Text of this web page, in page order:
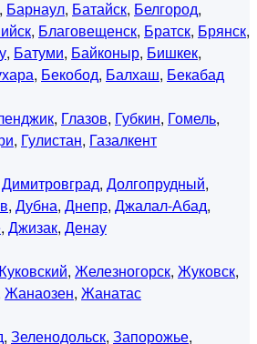
, Барнаул, Батайск, Белгород,
, Благовещенск, Братск, Брянск,
, Батуми, Байконыр, Бишкек,
, Бекобод, Балхаш, Бекабад
, Глазов, Губкин, Гомель,
, Гулистан, Газалкент
Димитровград, Долгопрудный,
, Дубна, Днепр, Джалал-Абад,
, Джизак, Денау
, Железногорск, Жуковск,
Жанаозен, Жанатас
, Зеленодольск, Запорожье,